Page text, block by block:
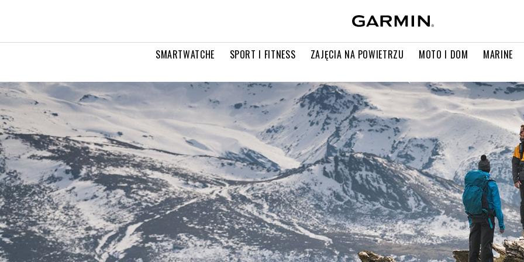
SMARTWATCHE SPORT I FITNESS ZAJĘCIA NA POWIETRZU MOTO I DOM MARINE